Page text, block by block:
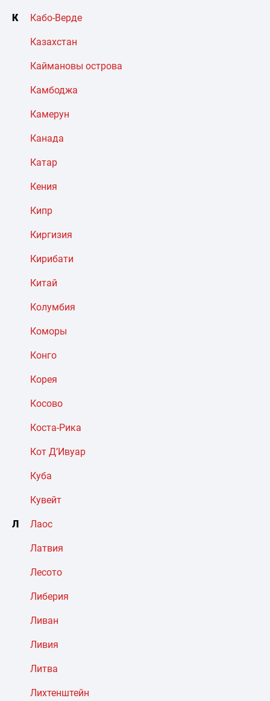
К Кабо-Верде
Казахстан
Каймановы острова
Камбоджа
Камерун
Канада
Катар
Кения
Кипр
Киргизия
Кирибати
Китай
Колумбия
Коморы
Конго
Корея
Косово
Коста-Рика
Кот Д’Ивуар
Куба
Кувейт
Л Лаос
Латвия
Лесото
Либерия
Ливан
Ливия
Литва
Лихтенштейн